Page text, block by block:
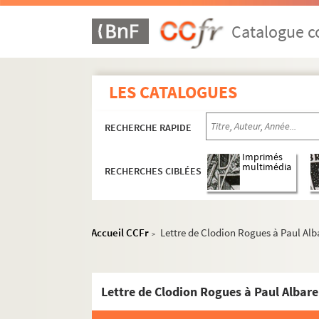
Catalogue
LES CATALOGUES
RECHERCHE RAPIDE
RECHERCHES CIBLÉES
Imprimés
multimédia
Accueil CCFr > Lettre de Clodion Rogues à Paul
Lettre de Clodion Rogues à Paul
Documents non attribués
D
F
L
P
R